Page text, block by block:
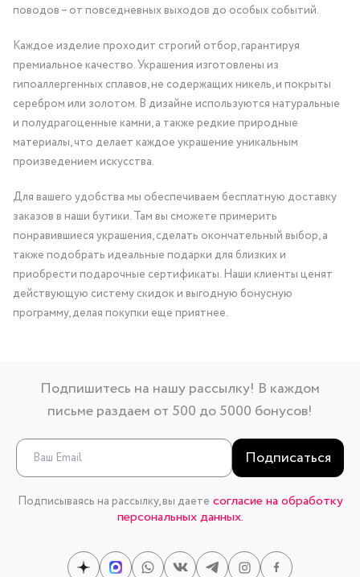
поводов – от повседневных выходов до особых событий.
Каждое изделие проходит строгий отбор, гарантируя
премиальное качество. Украшения изготовлены из
гипоаллергенных сплавов, не содержащих никель, и покрыты
серебром или золотом. В дизайне используются натуральные
и полудрагоценные камни, а также редкие природные
материалы, что делает каждое украшение уникальным
произведением искусства.
Для вашего удобства мы обеспечиваем бесплатную доставку
заказов в наши бутики. Там вы сможете примерить
понравившиеся украшения, сделать окончательный выбор, а
также подобрать идеальные подарки для близких и
приобрести подарочные сертификаты. Наши клиенты ценят
действующую систему скидок и выгодную бонусную
программу, делая покупки еще приятнее.
Подпишитесь на нашу рассылку! В каждом
письме раздаем от 500 до 5000 бонусов!
Подписаться
Подписываясь на рассылку, вы даете согласие на обработку
персональных данных.